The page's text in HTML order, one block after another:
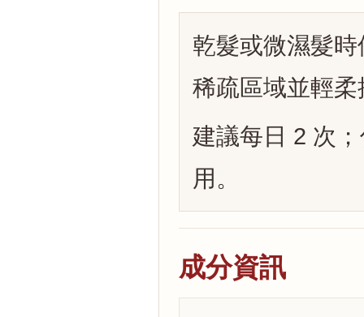
乾髮或微濕髮
稀疏區域並輕
建議每日 2 次
用。
成分資訊